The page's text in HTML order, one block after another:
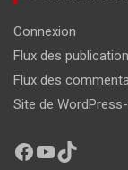
Connexion
Flux des
Flux des
Site de